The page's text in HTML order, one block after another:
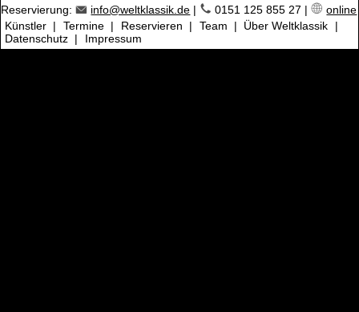
Reservierung: info@weltklassik.de | 0151 125 855 27 |
online
Künstler | Termine | Reservieren | Team | Über Weltklassik
|
Datenschutz | Impressum